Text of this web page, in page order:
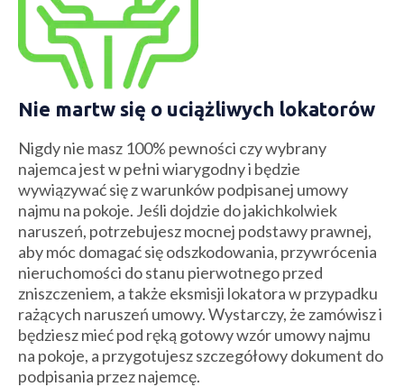
Nie martw się o uciążliwych lokatorów
Nigdy nie masz 100% pewności czy wybrany
najemca jest w pełni wiarygodny i będzie
wywiązywać się z warunków podpisanej umowy
najmu na pokoje. Jeśli dojdzie do jakichkolwiek
naruszeń, potrzebujesz mocnej podstawy prawnej,
aby móc domagać się odszkodowania, przywrócenia
nieruchomości do stanu pierwotnego przed
zniszczeniem, a także eksmisji lokatora w przypadku
rażących naruszeń umowy. Wystarczy, że zamówisz i
będziesz mieć pod ręką gotowy wzór umowy najmu
na pokoje, a przygotujesz szczegółowy dokument do
podpisania przez najemcę.